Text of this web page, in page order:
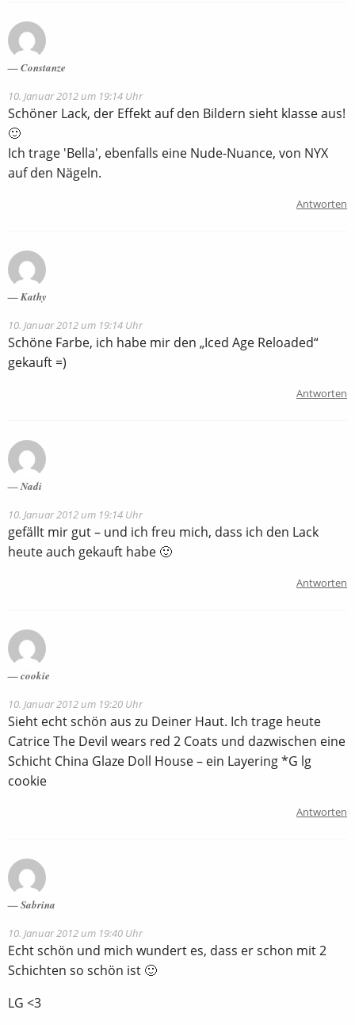
Constanze
10. Januar 2012 um 19:14 Uhr
Schöner Lack, der Effekt auf den Bildern sieht klasse aus!
🙂
Ich trage 'Bella', ebenfalls eine Nude-Nuance, von NYX
auf den Nägeln.
Antworten
Kathy
10. Januar 2012 um 19:14 Uhr
Schöne Farbe, ich habe mir den „Iced Age Reloaded“
gekauft =)
Antworten
Nadi
10. Januar 2012 um 19:14 Uhr
gefällt mir gut – und ich freu mich, dass ich den Lack
heute auch gekauft habe 🙂
Antworten
cookie
10. Januar 2012 um 19:20 Uhr
Sieht echt schön aus zu Deiner Haut. Ich trage heute
Catrice The Devil wears red 2 Coats und dazwischen eine
Schicht China Glaze Doll House – ein Layering *G lg
cookie
Antworten
Sabrina
10. Januar 2012 um 19:40 Uhr
Echt schön und mich wundert es, dass er schon mit 2
Schichten so schön ist 🙂
LG <3